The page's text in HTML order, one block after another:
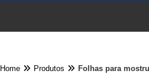
Home Produtos Folhas para